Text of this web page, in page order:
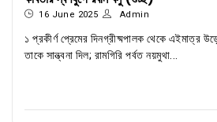
16 June 2025 Admin
১ প্রকীর্ণ প্রেমের দিনগ্রীষ্মপালক থেকে এইমাত্র
তাকে সান্ত্বনা দিল; রামগিরি পর্বত নয়মুথা...